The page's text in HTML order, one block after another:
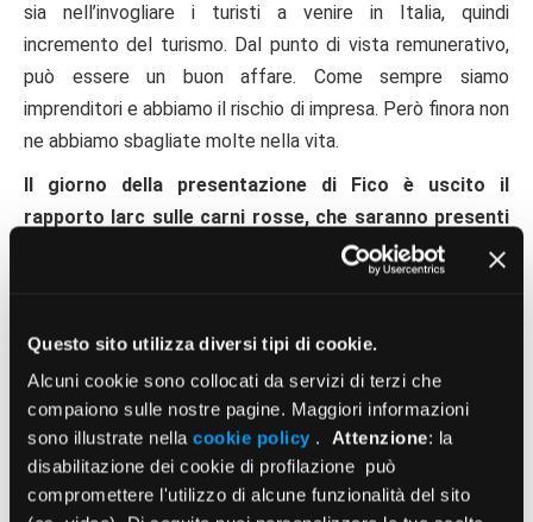
Questo sito utilizza diversi tipi di cookie.
Alcuni cookie sono collocati da servizi di terzi che
compaiono sulle nostre pagine. Maggiori informazioni
sono illustrate nella cookie policy . Attenzione: la
disabilitazione dei cookie di profilazione può
compromettere l'utilizzo di alcune funzionalità del sito
sia nell’invogliare i turisti a venire in Italia, quindi
incremento del turismo. Dal punto di vista remunerativo,
può essere un buon affare. Come sempre siamo
imprenditori e abbiamo il rischio di impresa. Però finora non
ne abbiamo sbagliate molte nella vita.
Il giorno della presentazione di Fico è uscito il
rapporto Iarc sulle carni rosse, che saranno presenti
all’interno del mercato. Come si concilia con
l’esigenza di promuovere la sana alimentazione?
sapevamo tutti e tutti i medici l’hanno sempre spiegato,
credo da 20 anni, che la roba bruciacchiata non fa bene:
dalla pizza bruciacchiata al pane bruciacchiato, alle
verdure, alla carne. Io condivido che non faccia bene e
quindi non dobbiamo mangiarla. Per quanto riguarda le